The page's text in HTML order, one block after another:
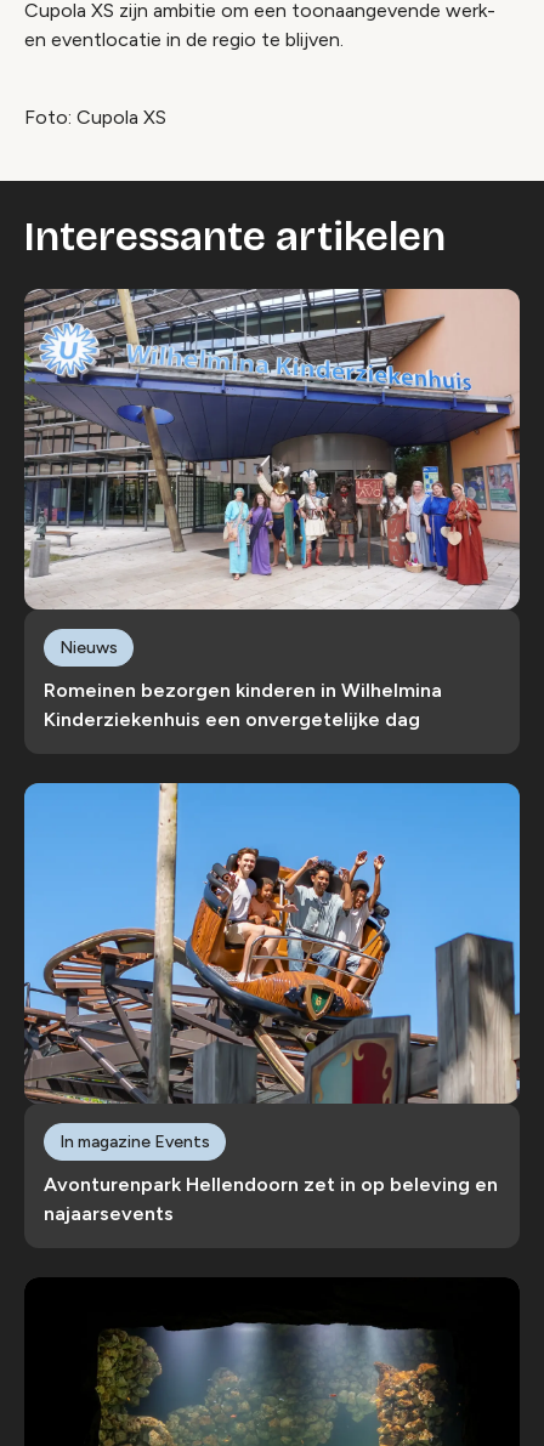
Cupola XS zijn ambitie om een toonaangevende werk-
en eventlocatie in de regio te blijven.
Foto: Cupola XS
Interessante artikelen
Romeinen bezorgen kinderen in Wilhelmina
Kinderziekenhuis een onvergetelijke dag
Nieuws
Avonturenpark Hellendoorn zet in op beleving en
najaarsevents
In magazine Events